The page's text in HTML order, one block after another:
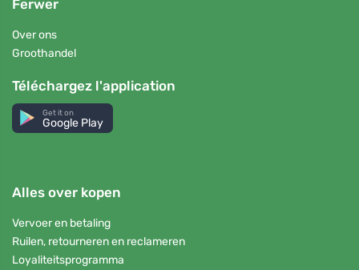
Ferwer
Over ons
Groothandel
Téléchargez l'application
Get it on
Google Play
Alles over kopen
Vervoer en betaling
Ruilen, retourneren en reclameren
Loyaliteitsprogramma